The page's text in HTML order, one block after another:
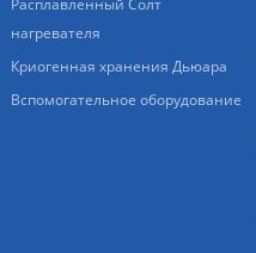
Расплавленный Солт
нагревателя
Криогенная хранения Дьюара
Вспомогательное оборудование